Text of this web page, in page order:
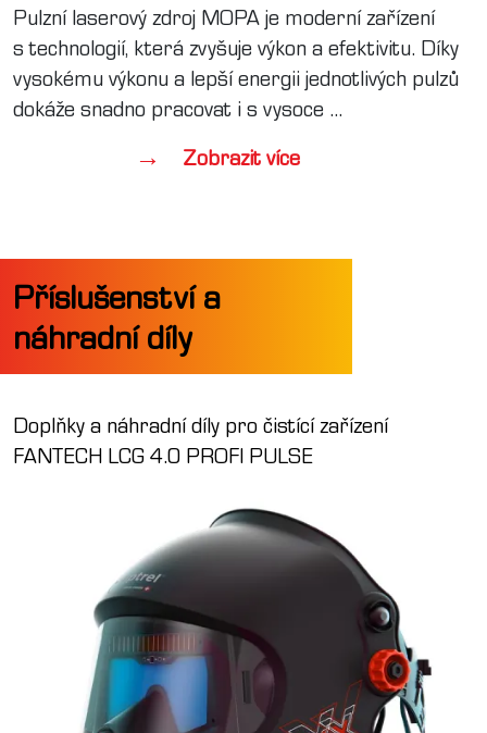
Pulzní laserový zdroj MOPA je moderní zařízení
s technologií, která zvyšuje výkon a efektivitu. Díky
vysokému výkonu a lepší energii jednotlivých pulzů
dokáže snadno pracovat i s vysoce
Zobrazit více
Příslušenství a
náhradní díly
Doplňky a náhradní díly pro čistící zařízení
FANTECH LCG 4.0 PROFI PULSE